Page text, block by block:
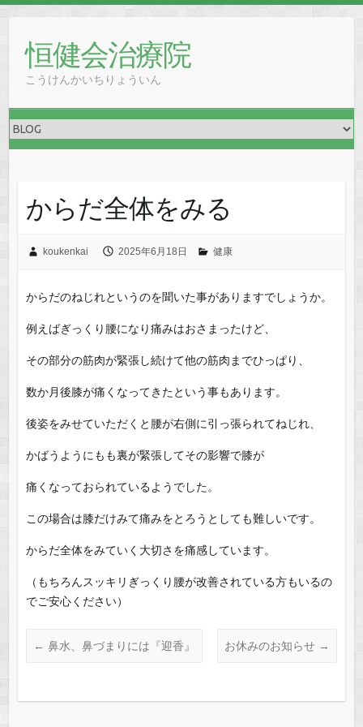
恒健会治療院
こうけんかいちりょういん
からだ全体をみる
koukenkai 2025年6月18日 健康
からだのねじれというのを聞いた事がありますでしょうか。
例えばぎっくり腰になり痛みはおさまったけど、
その部分の筋肉が緊張し続けて他の筋肉までひっぱり、
数か月後膝が痛くなってきたという事もあります。
後姿をみせていただくと腰が右側に引っ張られてねじれ、
かばうようにもも裏が緊張してその影響で膝が
痛くなっておられているようでした。
この場合は膝だけみて痛みをとろうとしても難しいです。
からだ全体をみていく大切さを痛感しています。
（もちろんスッキリぎっくり腰が改善されている方もいるの
でご安心ください）
← 鼻水、鼻づまりには『迎香』 お休みのお知らせ →